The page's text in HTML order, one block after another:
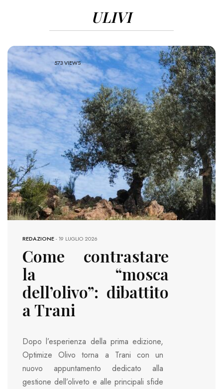
ULIVI
573 VIEWS
REDAZIONE-19 LUGLIO 2026
Come contrastare
la “mosca
dell’olivo”: dibattito
a Trani
Dopo l’esperienza della prima edizione,
Optimize Olivo torna a Trani con un
nuovo appuntamento dedicato alla
gestione dell’oliveto e alle principali sfide